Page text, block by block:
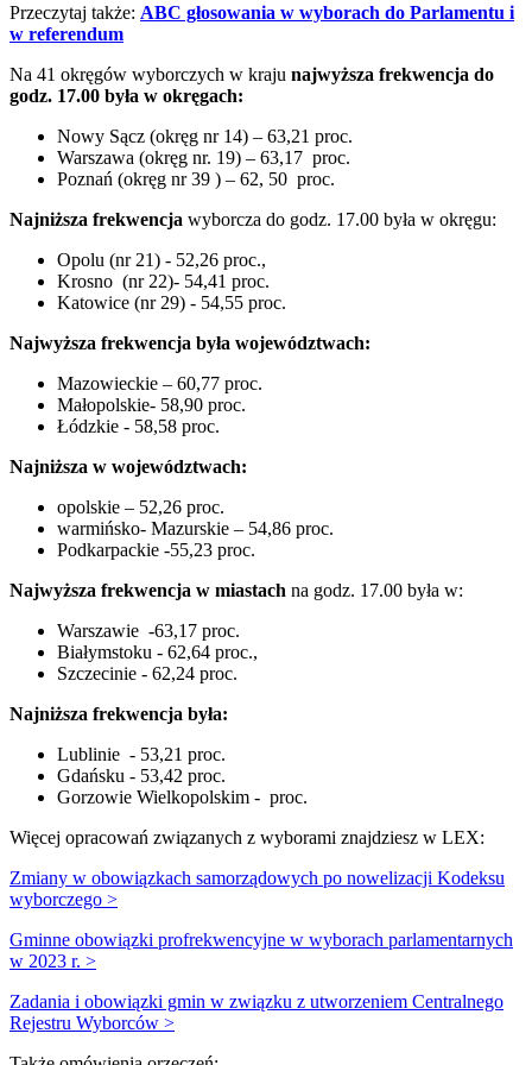
Przeczytaj także: ABC głosowania w wyborach do Parlamentu i
w referendum
Na 41 okręgów wyborczych w kraju najwyższa frekwencja do
godz. 17.00 była w okręgach:
Nowy Sącz (okręg nr 14) – 63,21 proc.
Warszawa (okręg nr. 19) – 63,17 proc.
Poznań (okręg nr 39 ) – 62, 50 proc.
Najniższa frekwencja wyborcza do godz. 17.00 była w okręgu:
Opolu (nr 21) - 52,26 proc.,
Krosno (nr 22)- 54,41 proc.
Katowice (nr 29) - 54,55 proc.
Najwyższa frekwencja była województwach:
Mazowieckie – 60,77 proc.
Małopolskie- 58,90 proc.
Łódzkie - 58,58 proc.
Najniższa w województwach:
opolskie – 52,26 proc.
warmińsko- Mazurskie – 54,86 proc.
Podkarpackie -55,23 proc.
Najwyższa frekwencja w miastach na godz. 17.00 była w:
Warszawie -63,17 proc.
Białymstoku - 62,64 proc.,
Szczecinie - 62,24 proc.
Najniższa frekwencja była:
Lublinie - 53,21 proc.
Gdańsku - 53,42 proc.
Gorzowie Wielkopolskim - proc.
Więcej opracowań związanych z wyborami znajdziesz w LEX:
Zmiany w obowiązkach samorządowych po nowelizacji Kodeksu
wyborczego >
Gminne obowiązki profrekwencyjne w wyborach parlamentarnych
w 2023 r. >
Zadania i obowiązki gmin w związku z utworzeniem Centralnego
Rejestru Wyborców >